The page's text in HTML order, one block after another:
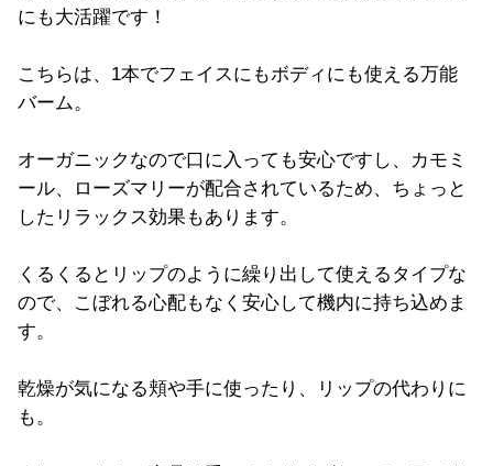
にも大活躍です！
こちらは、1本でフェイスにもボディにも使える万能
バーム。
オーガニックなので口に入っても安心ですし、カモミ
ール、ローズマリーが配合されているため、ちょっと
したリラックス効果もあります。
くるくるとリップのように繰り出して使えるタイプな
ので、こぼれる心配もなく安心して機内に持ち込めま
す。
乾燥が気になる頬や手に使ったり、リップの代わりに
も。